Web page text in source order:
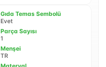
Gıda Temas Sembolü
Evet
Parça Sayısı
1
Menşei
TR